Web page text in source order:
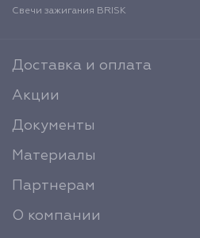
Свечи зажигания BRISK
Доставка и оплата
Акции
Документы
Материалы
Партнерам
О компании